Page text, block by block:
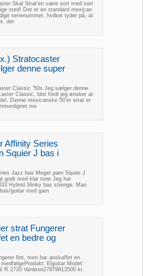
Skal Strat'en være sort med sort
sted! Det er en standard mexican
serienummer, hvilket tyder på, at
der
Stratocaster
denne super
Classic '50s Jeg sælger denne
Classic, blot fordi jeg ønsker at
Denne mexicanske 50'er strat er
me
Affinity Series
Squier J bas i
Jazz bas Meget pæn Squier J
godt med klar tone Jeg har
Hybrid Slinky bas strenge. Man
guitar med gam
strat Fungerer
en bedre og
fint, men har anskaffet en
Elguitar Model:
Vanløse27979913500 kr.